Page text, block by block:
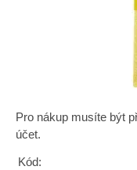
Pro nákup musíte být
účet.
Kód: